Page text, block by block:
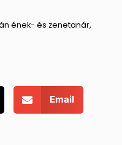
ének- és zenetanár,
Email